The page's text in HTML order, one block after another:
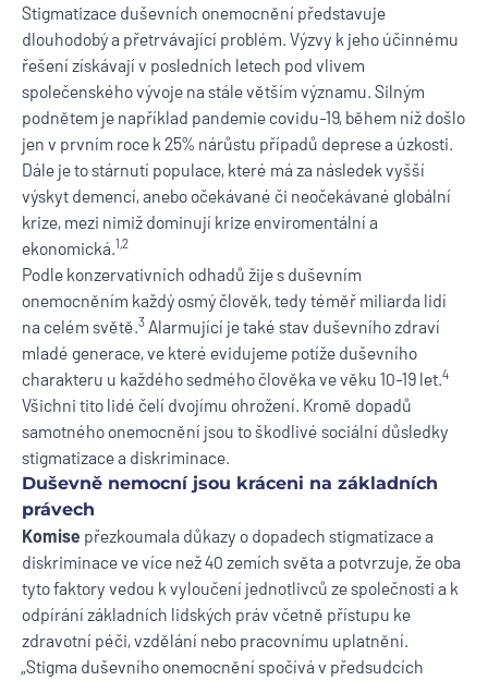
Stigmatizace duševních onemocnění představuje
dlouhodobý a přetrvávající problém. Výzvy k jeho účinnému
řešení získávají v posledních letech pod vlivem
společenského vývoje na stále větším významu. Silným
podnětem je například pandemie covidu-19, během níž došlo
jen v prvním roce k 25% nárůstu případů deprese a úzkosti.
Dále je to stárnutí populace, které má za následek vyšší
výskyt demencí, anebo očekávané či neočekávané globální
krize, mezi nimiž dominují krize enviromentální a
ekonomická.1,2
Podle konzervativních odhadů žije s duševním
onemocněním každý osmý člověk, tedy téměř miliarda lidí
na celém světě.3 Alarmující je také stav duševního zdraví
mladé generace, ve které evidujeme potíže duševního
charakteru u každého sedmého člověka ve věku 10-19 let.4
Všichni tito lidé čelí dvojímu ohrožení. Kromě dopadů
samotného onemocnění jsou to škodlivé sociální důsledky
stigmatizace a diskriminace.
Duševně nemocní jsou kráceni na základních
právech
Komise přezkoumala důkazy o dopadech stigmatizace a
diskriminace ve více než 40 zemích světa a potvrzuje, že oba
tyto faktory vedou k vyloučení jednotlivců ze společnosti a k
odpírání základních lidských práv včetně přístupu ke
zdravotní péči, vzdělání nebo pracovnímu uplatnění.
„Stigma duševního onemocnění spočívá v předsudcích